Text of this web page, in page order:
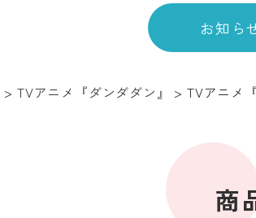
お知ら
>TVアニメ『ダンダダン』 >TVアニメ
商